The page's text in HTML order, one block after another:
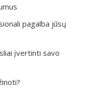
pagalba jūsų
įvertinti savo